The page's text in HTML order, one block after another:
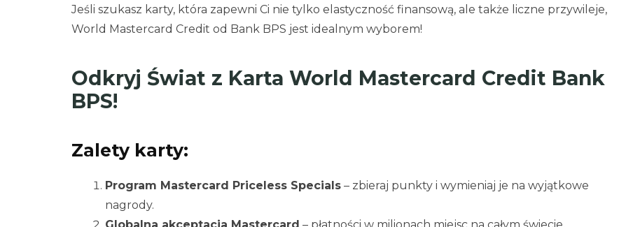
Jeśli szukasz karty, która zapewni Ci nie tylko elastyczność finansową, ale także liczne przywileje,
World Mastercard Credit od Bank BPS jest idealnym wyborem!
Odkryj Świat z Karta World Mastercard Credit Bank
BPS!
Zalety karty:
Program Mastercard Priceless Specials – zbieraj punkty i wymieniaj je na wyjątkowe
nagrody.